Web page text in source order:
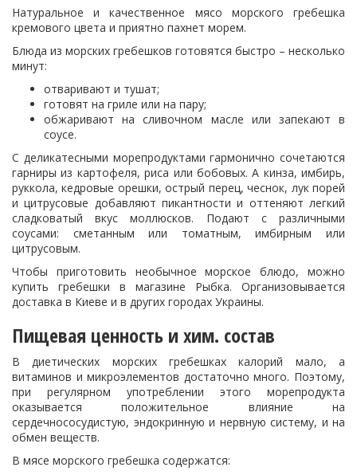
Натуральное и качественное мясо морского гребешка
кремового цвета и приятно пахнет морем.
Блюда из морских гребешков готовятся быстро – несколько
минут:
отваривают и тушат;
готовят на гриле или на пару;
обжаривают на сливочном масле или запекают в
соусе.
С деликатесными морепродуктами гармонично сочетаются
гарниры из картофеля, риса или бобовых. А кинза, имбирь,
руккола, кедровые орешки, острый перец, чеснок, лук порей
и цитрусовые добавляют пикантности и оттеняют легкий
сладковатый вкус моллюсков. Подают с различными
соусами: сметанным или томатным, имбирным или
цитрусовым.
Чтобы приготовить необычное морское блюдо, можно
купить гребешки в магазине Рыбка. Организовывается
доставка в Киеве и в других городах Украины.
Пищевая ценность и хим. состав
В диетических морских гребешках калорий мало, а
витаминов и микроэлементов достаточно много. Поэтому,
при регулярном употреблении этого морепродукта
оказывается положительное влияние на
сердечнососудистую, эндокринную и нервную систему, и на
обмен веществ.
В мясе морского гребешка содержатся: